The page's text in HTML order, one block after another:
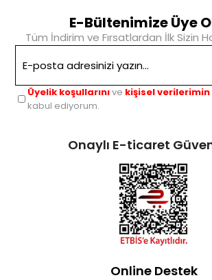
E-Bültenimize Üye
Tüm İndirim ve Fırsatlardan İlk Sizin
Üyelik koşullarınıve kişisel verilerimin
kabul ediyorum.
Onaylı E-ticaret
Online Destek